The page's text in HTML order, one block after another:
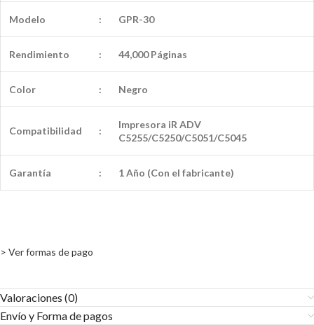
Modelo : GPR-30
Rendimiento : 44,000 Páginas
Color : Negro
Compatibilidad :
Impresora iR ADV
C5255/C5250/C5051/C5045
Garantía : 1 Año (Con el fabricante)
> Ver formas de pago
Valoraciones (0)
Envío y Forma de pagos​